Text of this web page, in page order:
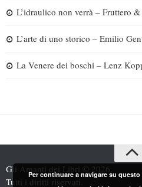
L’idraulico non verrà – Fruttero
L’arte di uno storico – Emilio
La Venere dei boschi – Lenz
Recensioni
Gli Amanti dei Libri © 2026.
Tutti i diritti riservati.
Per continuare a navigare su